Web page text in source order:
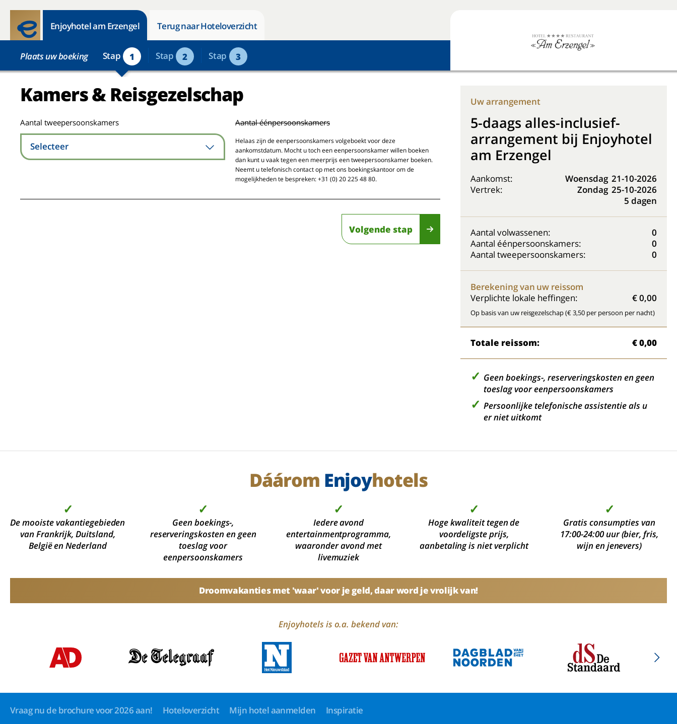
Enjoyhotel am Erzengel Terug naar Hoteloverzicht
Plaats uw boeking Stap 1 Stap 2 Stap 3
Kamers & Reisgezelschap
Aantal tweepersoonskamers
Selecteer
Aantal éénpersoonskamers
Helaas zijn de eenpersoonskamers volgeboekt voor deze
aankomstdatum. Mocht u toch een eenpersoonskamer willen boeken
dan kunt u vaak tegen een meerprijs een tweepersoonskamer boeken.
Neemt u telefonisch contact op met ons boekingskantoor om de
mogelijkheden te bespreken: +31 (0) 20 225 48 80.
Volgende stap
Uw arrangement
5-daags alles-inclusief-
arrangement bij Enjoyhotel
am Erzengel
Aankomst: Woensdag 21-10-2026
Vertrek:
Zondag 25-10-2026
5 dagen
Aantal volwassenen:
0
Aantal éénpersoonskamers:
0
Aantal tweepersoonskamers:
0
Berekening van uw reissom
Verplichte lokale heffingen:
€ 0,00
Op basis van uw reisgezelschap (€ 3,50 per persoon per nacht)
Totale reissom: € 0,00
Geen boekings-, reserveringskosten en geen
toeslag voor eenpersoonskamers
Persoonlijke telefonische assistentie als u
er niet uitkomt
Dáárom Enjoyhotels
✓
De mooiste vakantiegebieden
van Frankrijk, Duitsland,
België en Nederland
✓
Geen boekings-,
reserveringskosten en geen
toeslag voor
eenpersoonskamers
✓
Iedere avond
entertainmentprogramma,
waaronder avond met
livemuziek
✓
Hoge kwaliteit tegen de
voordeligste prijs,
aanbetaling is niet verplicht
✓
Gratis consumpties van
17:00-24:00 uur (bier, fris,
wijn en jenevers)
Droomvakanties met 'waar' voor je geld, daar word je vrolijk van!
Enjoyhotels is o.a. bekend van:
Vraag nu de brochure voor 2026 aan! Hoteloverzicht Mijn hotel aanmelden Inspiratie